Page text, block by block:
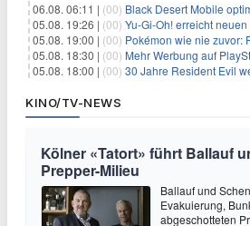
06.08. 06:11 | (00) Black Desert Mobile optimiert
05.08. 19:26 | (00) Yu‑Gi‑Oh! erreicht neuen
05.08. 19:00 | (00) Pokémon wie nie zuvor: Fan-Mod
05.08. 18:30 | (00) Mehr Werbung auf PlayStation?
05.08. 18:00 | (00) 30 Jahre Resident Evil werden
KINO/TV-NEWS
Kölner «Tatort» führt Ballauf
Prepper-Milieu
Ballauf und
Evakuierung,
abgeschotteten